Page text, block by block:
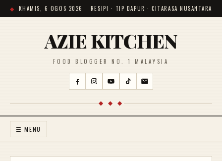
KHAMIS, 6 OGOS 2026 RESIPI · TIP DAPUR · CITARASA NUSANTARA
AZIE KITCHEN
FOOD BLOGGER NO. 1 MALAYSIA
◆ ◆ ◆
☰ MENU